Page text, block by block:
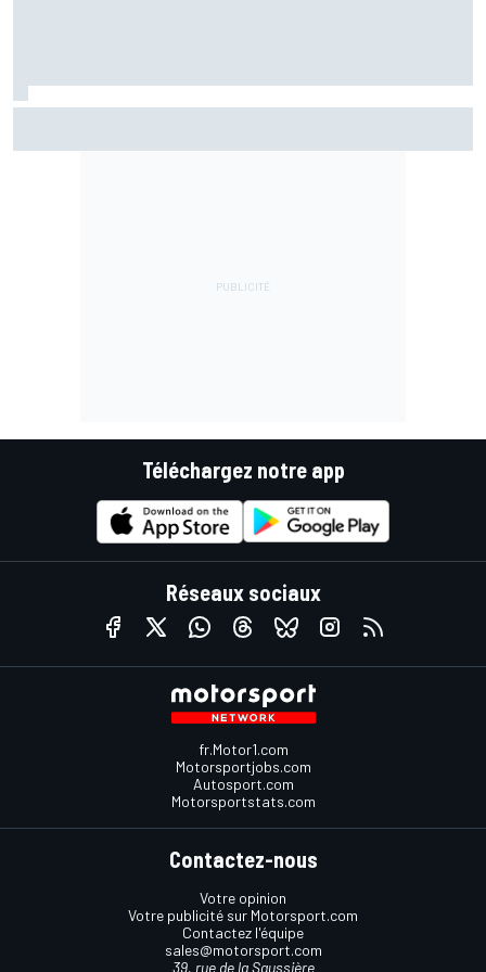
Téléchargez notre app
Réseaux sociaux
fr.Motor1.com
Motorsportjobs.com
Autosport.com
Motorsportstats.com
Contactez-nous
Votre opinion
Votre publicité sur Motorsport.com
Contactez l'équipe
sales@motorsport.com
39, rue de la Saussière